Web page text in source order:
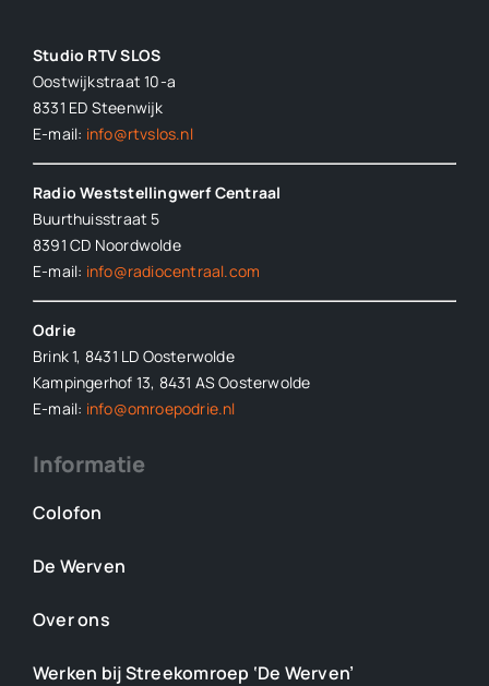
Studio RTV SLOS
Oostwijkstraat 10-a
8331 ED Steenwijk
E-mail: info@rtvslos.nl
Radio Weststellingwerf Centraal
Buurthuisstraat 5
8391 CD Noordwolde
E-mail: info@radiocentraal.com
Odrie
Brink 1, 8431 LD Oosterwolde
Kampingerhof 13, 8431 AS Oosterwolde
E-mail: info@omroepodrie.nl
Informatie
Colofon
De Werven
Over ons
Werken bij Streekomroep ‘De Werven’